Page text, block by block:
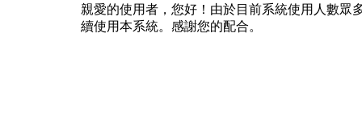
親愛的使用者，您好！由於目前系統使用人數眾
續使用本系統。感謝您的配合。